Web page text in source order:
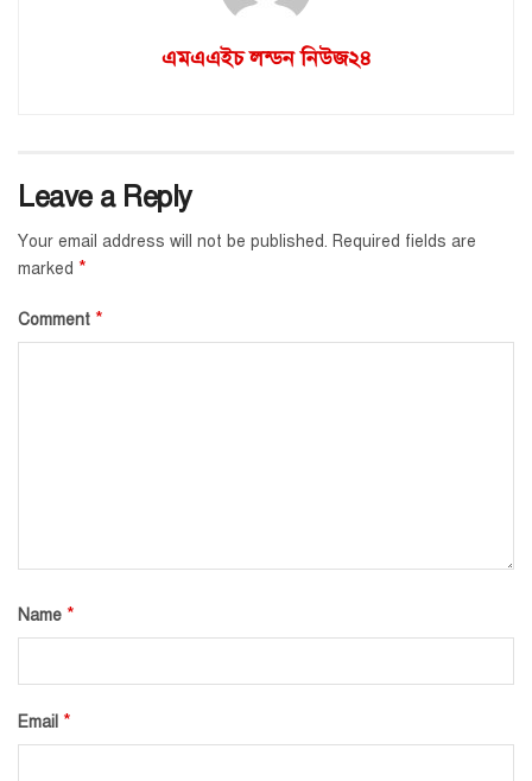
এমএএইচ লন্ডন নিউজ২৪
Leave a Reply
Your email address will not be published. Required fields are
marked *
Comment *
Name *
Email *